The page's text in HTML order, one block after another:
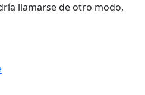
llamarse de otro modo,